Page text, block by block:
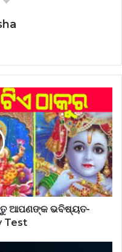
ଆପଣଙ୍କ ଭବିଷ୍ୟତ-
Test